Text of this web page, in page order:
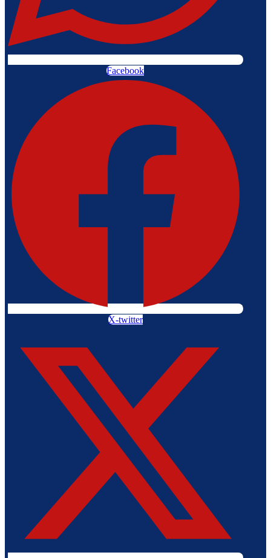
Facebook
X-twitter